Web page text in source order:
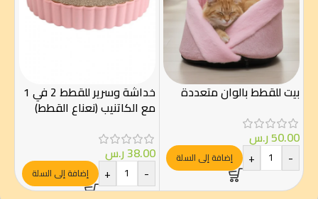
بيت للقطط بالوان متعددة
50.00ر.س
-
+ إضافة إلى السلة
خداشة وسرير للقطط 2 في 1
مع الكاتنيب (نعناع القطط)
38.00ر.س
-
+ إضافة إلى السلة